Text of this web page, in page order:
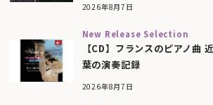
2026年8月7日
New Release Selection
【CD】フランスのピアノ曲
葉の演奏記録
2026年8月7日